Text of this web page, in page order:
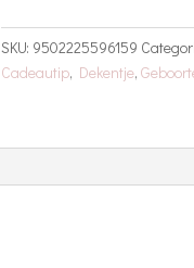
aantal
SKU: 9502225596159
Cadeautip, Dekentje,